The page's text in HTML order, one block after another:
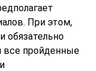
При этом,
обязательно
все пройденные